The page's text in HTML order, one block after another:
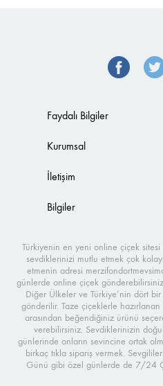
Faydalı Bilgiler
Kurumsal
İletişim
Bilgiler
Türkiyenin en yeni online çiçek
sevdiklerinizi mutlu etmek çok
etmenin adresi
günlerde online çiçek
Diğer Ülkeler ve Türkiye’nin dört bir
gönderilir. Taze çiçeklerle
arasından beğendiğiniz ürünü
verebilirsiniz. Sevdiklerinizin
günlerinde onların sevincine ortak
birkaç tıkla sipariş vermek.
Günü gibi özel günlerde de 7/24